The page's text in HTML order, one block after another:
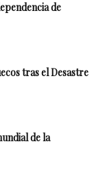
de
tras el Desastre
de la